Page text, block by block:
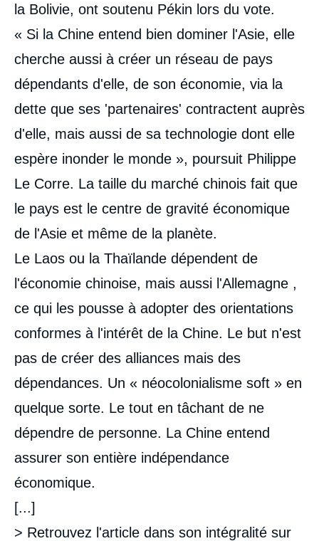
la Bolivie, ont soutenu Pékin lors du vote.
« Si la Chine entend bien dominer l'Asie, elle
cherche aussi à créer un réseau de pays
dépendants d'elle, de son économie, via la
dette que ses 'partenaires' contractent auprès
d'elle, mais aussi de sa technologie dont elle
espère inonder le monde », poursuit Philippe
Le Corre. La taille du marché chinois fait que
le pays est le centre de gravité économique
de l'Asie et même de la planète.
Le Laos ou la Thaïlande dépendent de
l'économie chinoise, mais aussi l'Allemagne ,
ce qui les pousse à adopter des orientations
conformes à l'intérêt de la Chine. Le but n'est
pas de créer des alliances mais des
dépendances. Un « néocolonialisme soft » en
quelque sorte. Le tout en tâchant de ne
dépendre de personne. La Chine entend
assurer son entière indépendance
économique.
[...]
> Retrouvez l'article dans son intégralité sur